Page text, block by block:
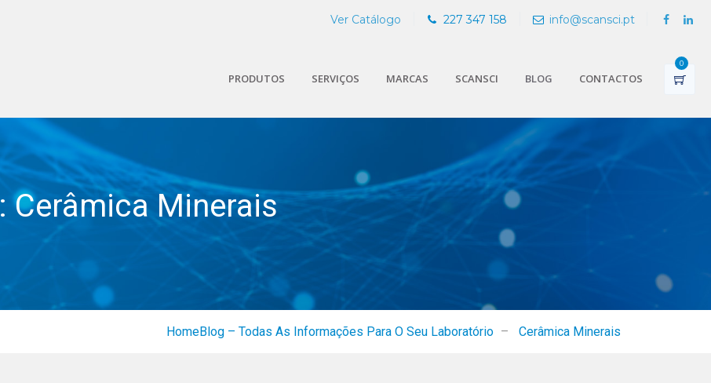
Ver Catálogo 227 347 158 info@scansci.pt
0
PRODUTOS SERVIÇOS MARCAS SCANSCI BLOG CONTACTOS
Cerâmica Minerais
HomeBlog – Todas As Informações Para O Seu Laboratório – Cerâmica Minerais